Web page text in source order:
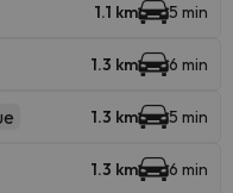
1.1 km 5 min
1.3 km 6 min
1.3 km 5 min
1.3 km 6 min